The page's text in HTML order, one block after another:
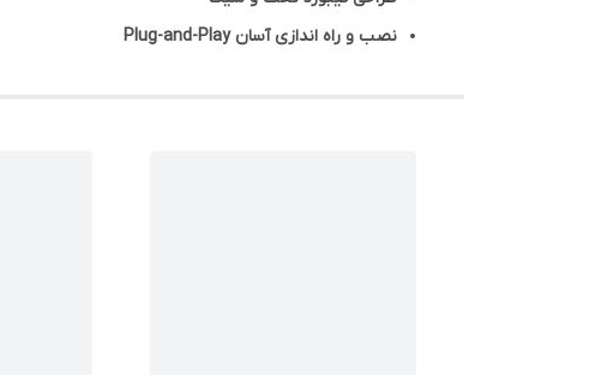
نصب و راه اندازی آسان Plug-and-Play